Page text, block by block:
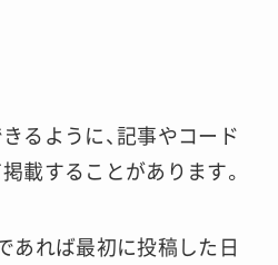
るように、記事やコード
載することがあります。
あれば最初に投稿した日